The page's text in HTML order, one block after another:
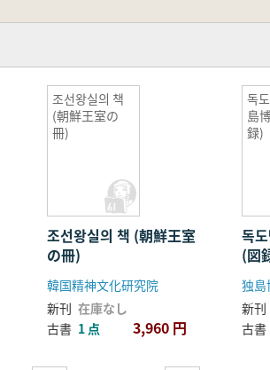
조선왕실의 책
(朝鮮王室の
冊)
조선왕실의 책 (朝鮮王室
の冊)
韓国精神文化研究院
新刊 在庫なし
古書 1 点 3,960 円
독
島
録)
독
(図
独島
新刊
古書